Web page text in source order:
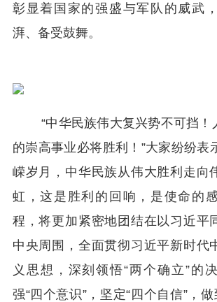
彰显着国家的强盛与军队的威武
湃、备受鼓舞。
“中华民族伟大复兴势不可挡！
的崇高事业必将胜利！”大家纷纷表
嵘岁月，中华民族从伟大胜利走向
虹，这是胜利的回响，是使命的
程，将更加紧密地团结在以习近平
中央周围，全面贯彻习近平新时代
义思想，深刻领悟“两个确立”的
强“四个意识”，坚定“四个自信”，做